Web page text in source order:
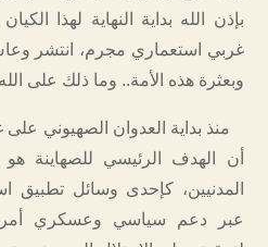
بإذن الله بداية النهاية لهذا
غربي استعماري مجرم، انتشر
وبعثرة هذه الأمة.. وما ذلك على
منذ بداية العدوان الصهيوني
أن الهدف الرئيسي للصهاينة
المدنيين، كإحدى وسائل تطبيق
عبر دعم سياسي وعسكري